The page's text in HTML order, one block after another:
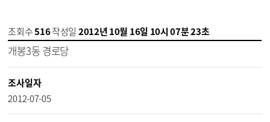
조회수516작성일 2012년 10월 16일 10시 07분 23초
개봉3동 경로당
조사일자
2012-07-05